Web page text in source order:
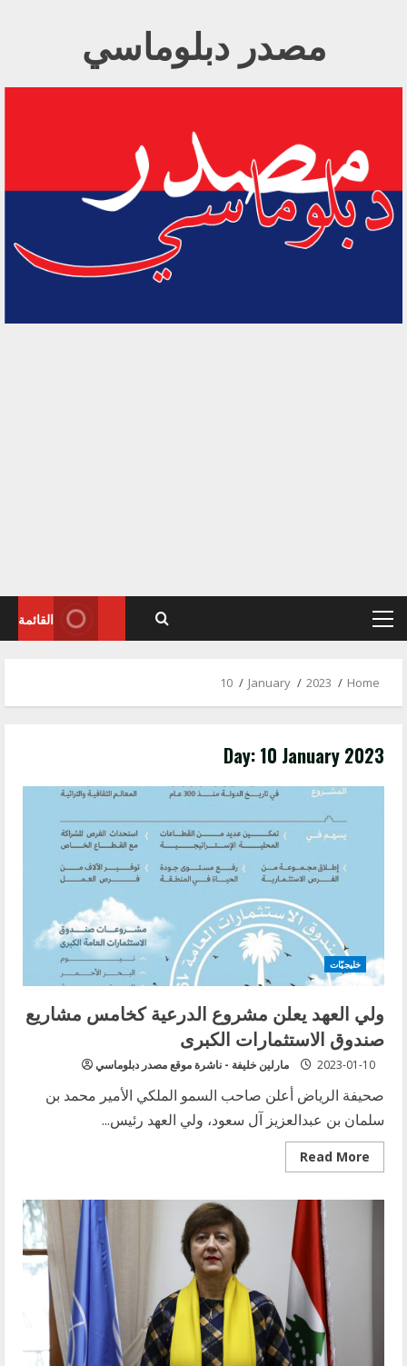
مصدر دبلوماسي
Primary
القائمة
Home
2023
January
10
Day:10 January 2023
خليجيّات
ولي العهد يعلن مشروع الدرعية كخامس مشاريع
صندوق الاستثمارات الكبرى
مارلين خليفة - ناشرة موقع مصدر دبلوماسي 2023-01-10
صحيفة الرياض أعلن صاحب السمو الملكي الأمير محمد بن
سلمان بن عبدالعزيز آل سعود، ولي العهد رئيس...
Read More
Read
more
العهد
يعلن
مشروع
الدرعية
كخامس
مشاريع
صندوق
الاستثمارات
الكبرى